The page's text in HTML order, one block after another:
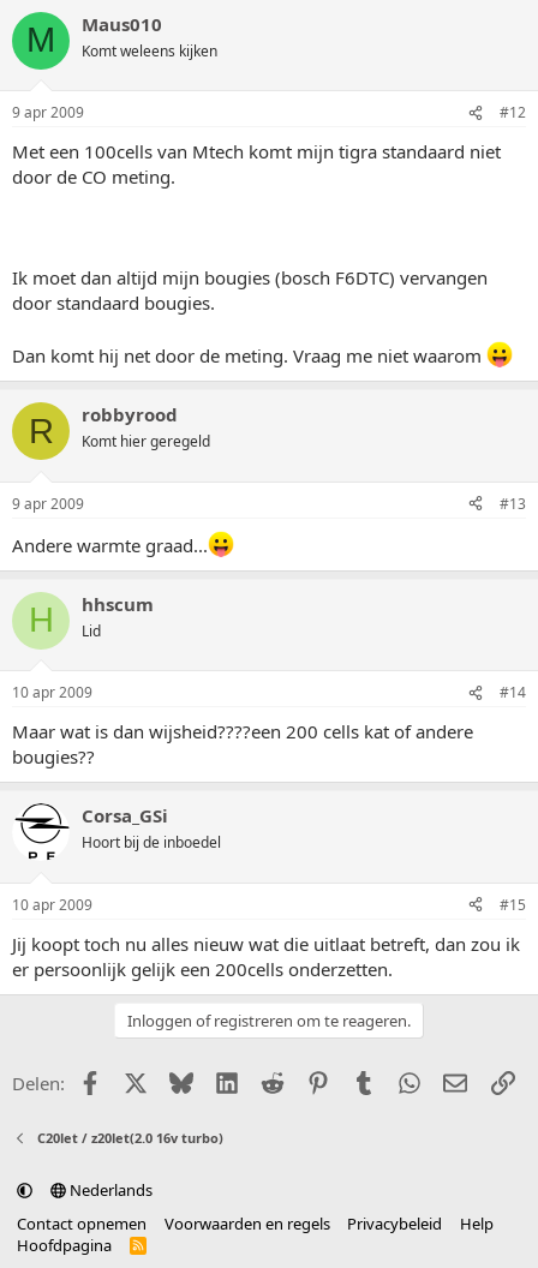
M Maus010
Komt weleens kijken
9 apr 2009 #12
Met een 100cells van Mtech komt mijn tigra standaard niet
door de CO meting.
Ik moet dan altijd mijn bougies (bosch F6DTC) vervangen
door standaard bougies.
Dan komt hij net door de meting. Vraag me niet waarom
R robbyrood
Komt hier geregeld
9 apr 2009 #13
Andere warmte graad...
H hhscum
Lid
10 apr 2009 #14
Maar wat is dan wijsheid????een 200 cells kat of andere
bougies??
Corsa_GSi
Hoort bij de inboedel
10 apr 2009 #15
Jij koopt toch nu alles nieuw wat die uitlaat betreft, dan zou ik
er persoonlijk gelijk een 200cells onderzetten.
Inloggen of registreren om te reageren.
Delen: FacebookX (Twitter)
BlueskyLinkedIn
Reddit PinterestTumblr WhatsApp
E-mail
C20let / z20let(2.0 16v turbo)
Nederlands
Contact opnemen
Voorwaarden en regels Privacybeleid
Help
Hoofdpagina
R